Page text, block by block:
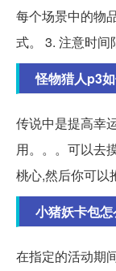
每个场景中的物
式。 3. 注意时间
怪物猎人p3
传说中是提高幸
用。。。可以去
桃心,然后你可以
小猪妖卡包
在指定的活动期